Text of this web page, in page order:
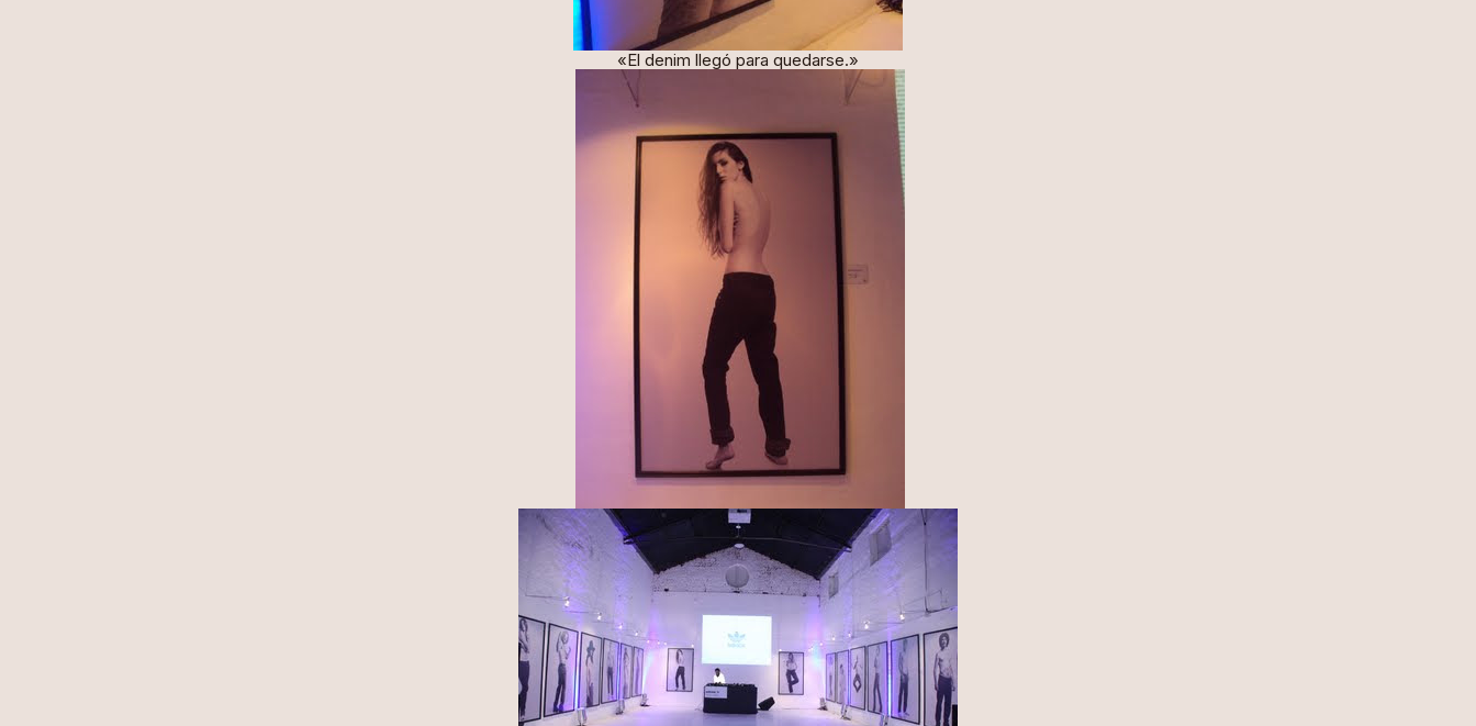
«El denim llegó para quedarse.»